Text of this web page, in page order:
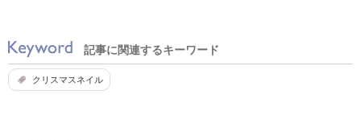
記事に関連するキーワード
クリスマスネイル